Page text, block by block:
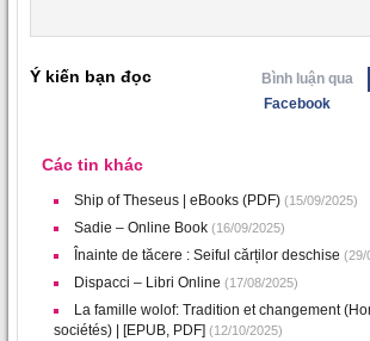
Ý kiến bạn đọc Bình luận qua
Facebook
Các tin khác
Ship of Theseus | eBooks (PDF) (15/09/2025)
Sadie – Online Book (16/09/2025)
Înainte de tăcere : Seiful cărților deschise (29/
Dispacci – Libri Online (17/08/2025)
La famille wolof: Tradition et changement
sociétés) | [EPUB, PDF] (12/10/2025)